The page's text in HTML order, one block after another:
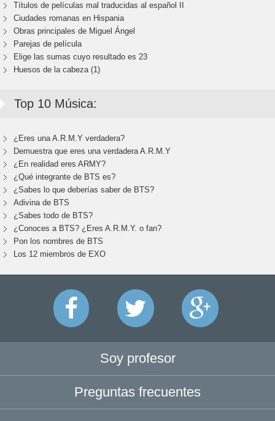
Títulos de películas mal traducidas al español II
Ciudades romanas en Hispania
Obras principales de Miguel Ángel
Parejas de película
Elige las sumas cuyo resultado es 23
Huesos de la cabeza (1)
Top 10 Música:
¿Eres una A.R.M.Y verdadera?
Demuestra que eres una verdadera A.R.M.Y
¿En realidad eres ARMY?
¿Qué integrante de BTS es?
¿Sabes lo que deberías saber de BTS?
Adivina de BTS
¿Sabes todo de BTS?
¿Conoces a BTS? ¿Eres A.R.M.Y. o fan?
Pon los nombres de BTS
Los 12 miembros de EXO
Soy profesor
Preguntas frecuentes